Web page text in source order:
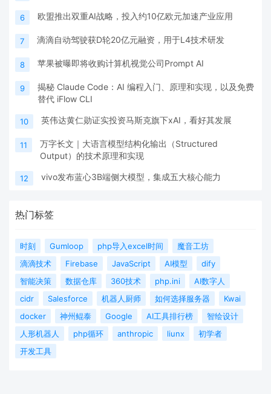
6 欧盟推出双重AI战略，投入约10亿欧元加速产业应用
7 滴滴自动驾驶获D轮20亿元融资，用于L4技术研发
8 苹果被曝即将收购计算机视觉公司Prompt AI
9
揭秘 Claude Code：AI 编程入门、原理和实现，以及免费
替代 iFlow CLI
10 英伟达黄仁勋证实投资马斯克旗下xAI，看好其发展
11
万字长文｜大语言模型结构化输出（Structured
Output）的技术原理和实现
12 vivo发布蓝心3B端侧大模型，集成五大核心能力
热门标签
时刻 Gumloop php导入excel时间
魔音工坊
滴滴技术
Firebase JavaScript AI模型
dify
智能决策
数据仓库 360技术 php.ini
AI数字人
cidr
Salesforce 机器人厨师 如何选择服务器
Kwai
docker
神州鲲泰 Google AI工具排行榜
智绘设计
人形机器人
php循环 anthropic liunx
初学者
开发工具